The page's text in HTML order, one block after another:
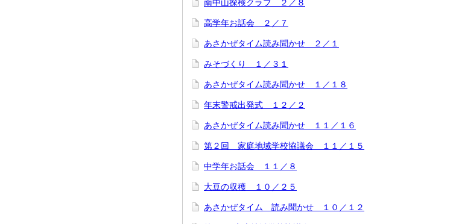
南中山探検クラブ ２／８
高学年お話会 ２／７
あさかぜタイム読み聞かせ ２／１
みそづくり １／３１
あさかぜタイム読み聞かせ １／１８
年末警戒出発式 １２／２
あさかぜタイム読み聞かせ １１／１６
第２回 家庭地域学校協議会 １１／１５
中学年お話会 １１／８
大豆の収穫 １０／２５
あさかぜタイム 読み聞かせ １０／１２